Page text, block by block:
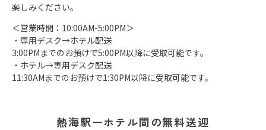
楽しみください。
＜営業時間：10:00AM-5:00PM＞
・専用デスク→ホテル配送
3:00PMまでのお預けで5:00PM以降に受取可能です。
・ホテル→専用デスク配送
11:30AMまでのお預けで1:30PM以降に受取可能です。
熱海駅ーホテル間の無料送迎